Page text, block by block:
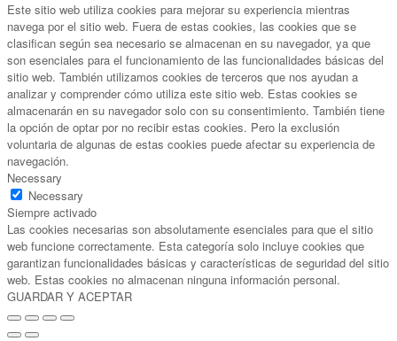
Este sitio web utiliza cookies para mejorar su experiencia mientras
navega por el sitio web. Fuera de estas cookies, las cookies que se
clasifican según sea necesario se almacenan en su navegador, ya que
son esenciales para el funcionamiento de las funcionalidades básicas del
sitio web. También utilizamos cookies de terceros que nos ayudan a
analizar y comprender cómo utiliza este sitio web. Estas cookies se
almacenarán en su navegador solo con su consentimiento. También tiene
la opción de optar por no recibir estas cookies. Pero la exclusión
voluntaria de algunas de estas cookies puede afectar su experiencia de
navegación.
Necessary
Necessary
Siempre activado
Las cookies necesarias son absolutamente esenciales para que el sitio
web funcione correctamente. Esta categoría solo incluye cookies que
garantizan funcionalidades básicas y características de seguridad del sitio
web. Estas cookies no almacenan ninguna información personal.
GUARDAR Y ACEPTAR